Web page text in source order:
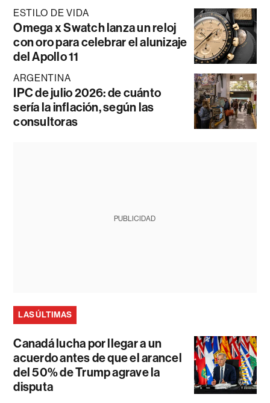
ESTILO DE VIDA
Omega x Swatch lanza un reloj
con oro para celebrar el alunizaje
del Apollo 11
ARGENTINA
IPC de julio 2026: de cuánto
sería la inflación, según las
consultoras
PUBLICIDAD
LAS ÚLTIMAS
Canadá lucha por llegar a un
acuerdo antes de que el arancel
del 50% de Trump agrave la
disputa